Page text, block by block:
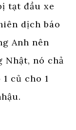
tạt đầu xe
dịch báo
Anh nên
Nhật, nó chả
củ cho 1